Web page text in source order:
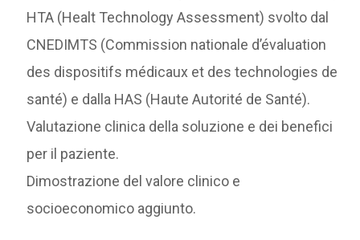
HTA (Healt Technology Assessment) svolto dal
CNEDIMTS (Commission nationale d’évaluation
des dispositifs médicaux et des technologies de
santé) e dalla HAS (Haute Autorité de Santé).
Valutazione clinica della soluzione e dei benefici
per il paziente.
Dimostrazione del valore clinico e
socioeconomico aggiunto.